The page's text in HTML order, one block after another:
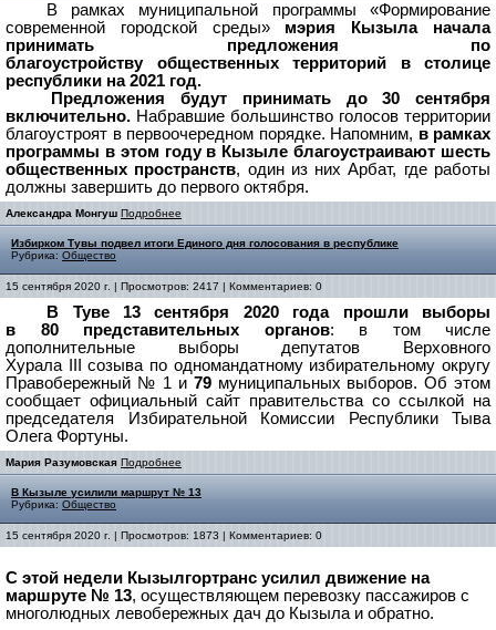
В рамках муниципальной программы «Формирование
современной городской среды» мэрия Кызыла начала
принимать предложения по
благоустройству общественных территорий в столице
республики на 2021 год.
Предложения будут принимать до 30 сентября
включительно. Набравшие большинство голосов территории
благоустроят в первоочередном порядке. Напомним, в рамках
программы в этом году в Кызыле благоустраивают шесть
общественных пространств, один из них Арбат, где работы
должны завершить до первого октября.
Александра Монгуш Подробнее
Избирком Тувы подвел итоги Единого дня голосования в республике
Рубрика: Общество
15 сентября 2020 г. | Просмотров: 2417 | Комментариев: 0
В Туве 13 сентября 2020 года прошли выборы
в 80 представительных органов: в том числе
дополнительные выборы депутатов Верховного
Хурала
созыва по одномандатному избирательному округу
Правобережный № 1 и 79муниципальных выборов. Об этом
сообщает официальный сайт правительства со ссылкой на
председателя Избирательной Комиссии Республики Тыва
Олега Фортуны.
Мария Разумовская Подробнее
В Кызыле усилили маршрут № 13
Рубрика: Общество
15 сентября 2020 г. | Просмотров: 1873 | Комментариев: 0
С этой недели Кызылгортранс усилил движение на
маршруте № 13, осуществляющем перевозку пассажиров с
многолюдных левобережных дач до Кызыла и обратно.